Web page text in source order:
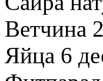
Ветчина
Яйца 6